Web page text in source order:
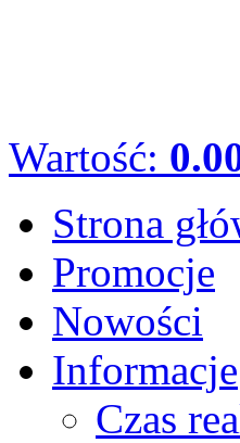
Wartość:
Strona
Promocje
Nowości
Informacje
Czas